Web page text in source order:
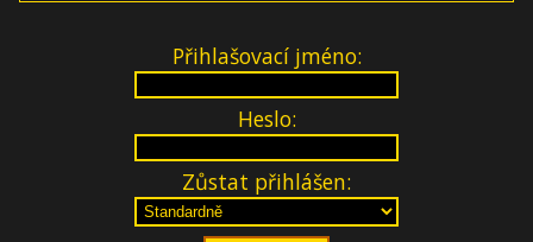
Přihlašovací jméno:
Heslo:
Zůstat přihlášen: